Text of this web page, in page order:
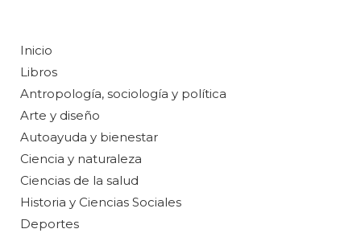
Inicio
Libros
Antropología, sociología y política
Arte y diseño
Autoayuda y bienestar
Ciencia y naturaleza
Ciencias de la salud
Historia y Ciencias Sociales
Deportes